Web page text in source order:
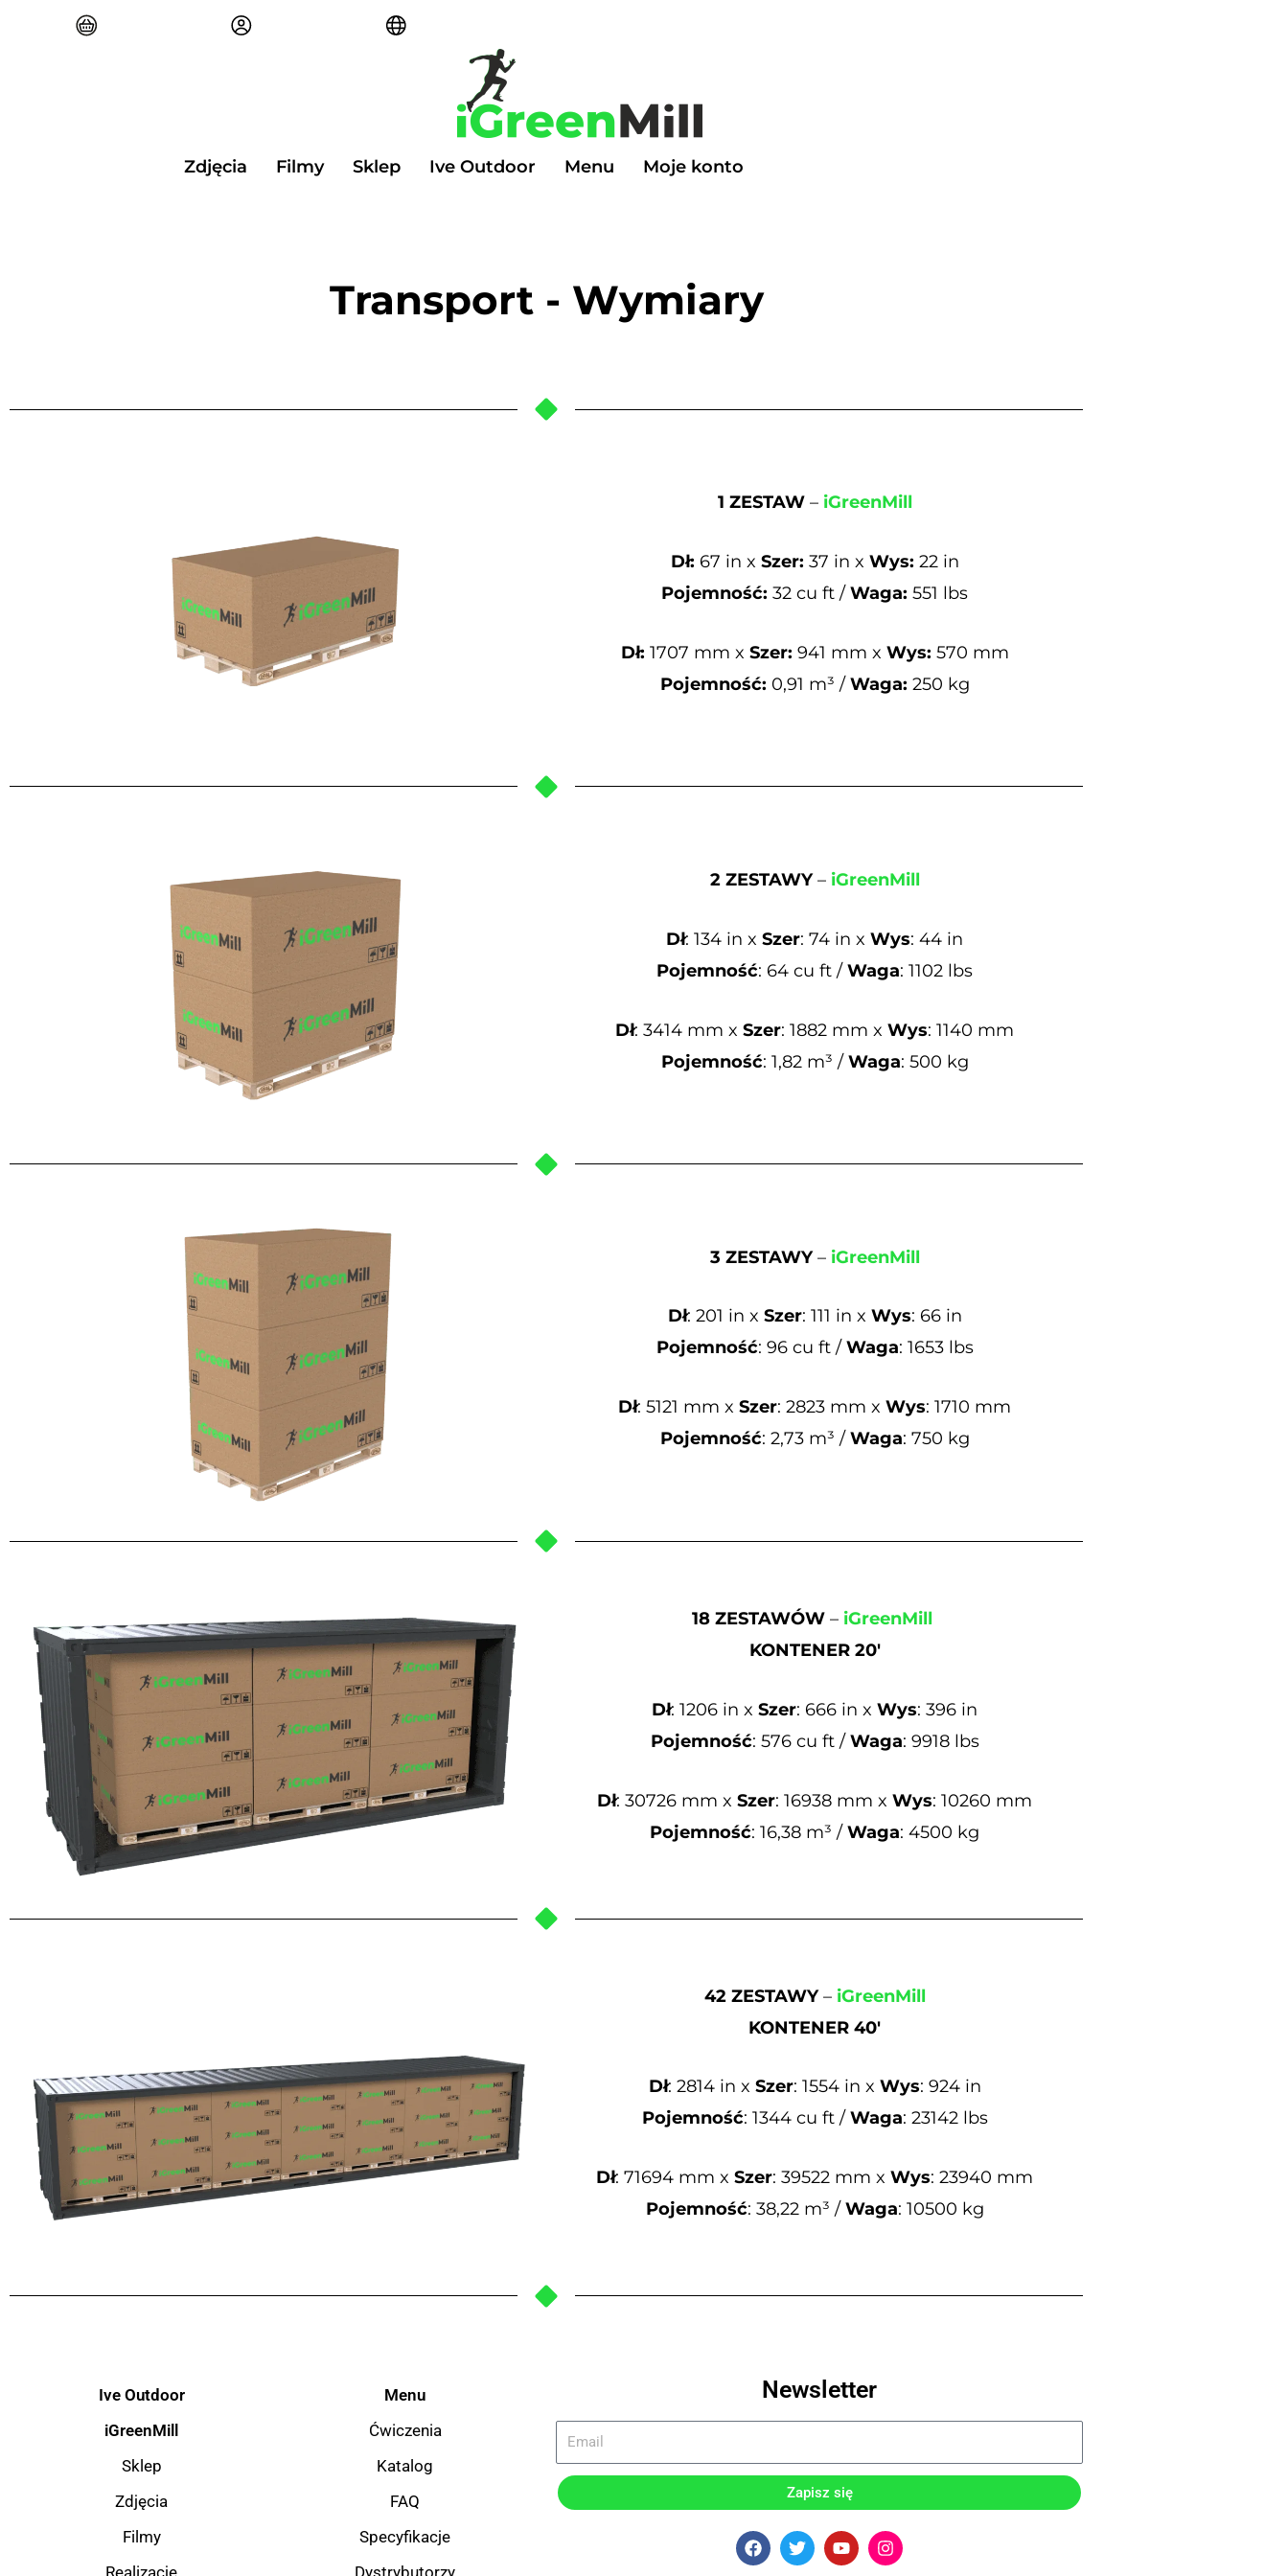
Zdjęcia Filmy Sklep Ive Outdoor Menu Moje konto
Transport - Wymiary
1 ZESTAW – iGreenMill
Dł: 67 in x Szer: 37 in x Wys: 22 in
Pojemność: 32 cu ft / Waga: 551 lbs
Dł: 1707 mm x Szer: 941 mm x Wys: 570 mm
Pojemność: 0,91 m³ /Waga: 250 kg
2 ZESTAWY– iGreenMill
Dł: 134 in x Szer: 74 in x Wys: 44 in
Pojemność: 64 cu ft / Waga: 1102 lbs
Dł: 3414 mm x Szer: 1882 mm x Wys: 1140 mm
Pojemność: 1,82 m³ /Waga: 500 kg
3 ZESTAWY– iGreenMill
Dł: 201 in x Szer: 111 in x Wys: 66 in
Pojemność: 96 cu ft / Waga: 1653 lbs
Dł: 5121 mm x Szer: 2823 mm x Wys: 1710 mm
Pojemność: 2,73 m³ / Waga: 750 kg
18 ZESTAWÓW – iGreenMill
KONTENER 20′
Dł: 1206 in x Szer: 666 in x Wys: 396 in
Pojemność: 576 cu ft / Waga: 9918 lbs
Dł: 30726 mm x Szer: 16938 mm x Wys: 10260 mm
Pojemność: 16,38 m³ /Waga: 4500 kg
42 ZESTAWY– iGreenMill
KONTENER 40′
Dł: 2814 in x Szer: 1554 in x Wys: 924 in
Pojemność: 1344 cu ft / Waga: 23142 lbs
Dł: 71694 mm x Szer: 39522 mm x Wys: 23940 mm
Pojemność: 38,22 m³ / Waga: 10500 kg
Ive Outdoor
iGreenMill
Sklep
Zdjęcia
Filmy
Realizacje
Menu
Ćwiczenia
Katalog
FAQ
Specyfikacje
Dystrybutorzy
Newsletter
Zapisz się
F
a
T
w
Y
o
I
n